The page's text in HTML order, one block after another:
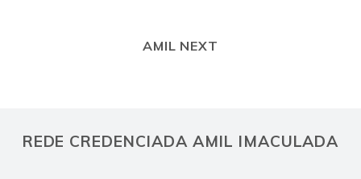
AMIL NEXT
REDE CREDENCIADA AMIL IMACULADA